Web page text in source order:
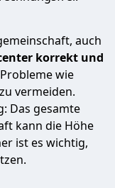
auch
korrekt und
wie
vermeiden.
Das gesamte
kann die Höhe
ist es wichtig,